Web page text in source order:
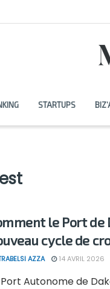
STARTUPS
le Port de
cycle de
AZZA 14 AVRIL 2026
Port Autonome de